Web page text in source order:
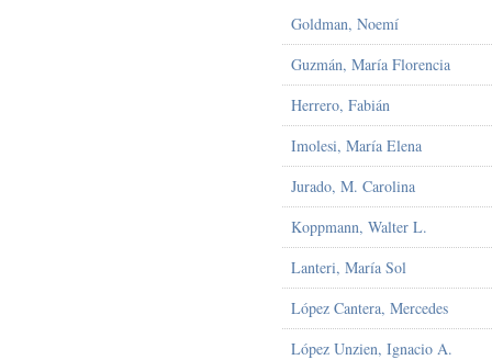
Goldman, Noemí
Guzmán, María Florencia
Herrero, Fabián
Imolesi, María Elena
Jurado, M. Carolina
Koppmann, Walter L.
Lanteri, María Sol
López Cantera, Mercedes
López Unzien, Ignacio A.